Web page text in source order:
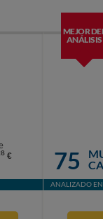
€
MEJOR
ANÁLISIS
75
ANALIZADO EN